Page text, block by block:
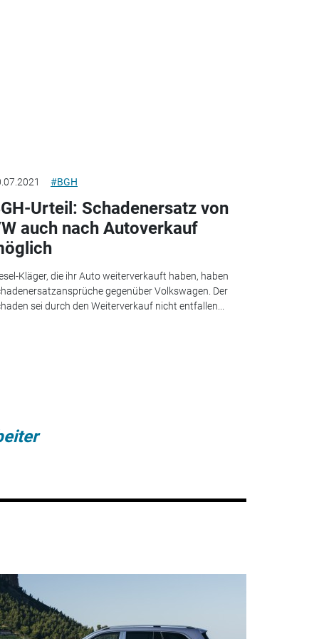
#BGH
Urteil: Schadenersatz von
auch nach Autoverkauf
Kläger, die ihr Auto weiterverkauft haben, haben
gegenüber Volkswagen. Der
sei durch den Weiterverkauf nicht entfallen...